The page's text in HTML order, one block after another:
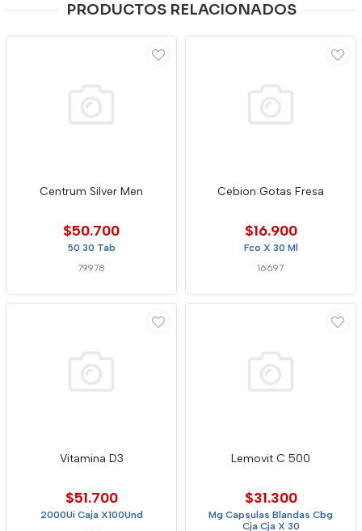
PRODUCTOS RELACIONADOS
Centrum Silver Men
$50.700
50 30 Tab
79978
Cebion Gotas Fresa
$16.900
Fco X 30 Ml
16697
Vitamina D3
$51.700
2000Ui Caja X100Und
Lemovit C 500
$31.300
Mg Capsulas Blandas Cbg
Cja Cja X 30